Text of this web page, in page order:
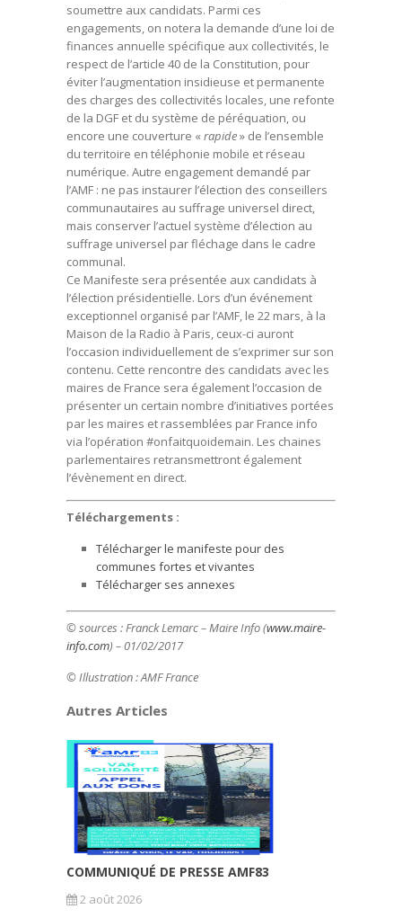
soumettre aux candidats. Parmi ces
engagements, on notera la demande d’une loi de
finances annuelle spécifique aux collectivités, le
respect de l’article 40 de la Constitution, pour
éviter l’augmentation insidieuse et permanente
des charges des collectivités locales, une refonte
de la DGF et du système de péréquation, ou
encore une couverture « rapide» de l’ensemble
du territoire en téléphonie mobile et réseau
numérique. Autre engagement demandé par
l’AMF : ne pas instaurer l’élection des conseillers
communautaires au suffrage universel direct,
mais conserver l’actuel système d’élection au
suffrage universel par fléchage dans le cadre
communal.
Ce Manifeste sera présentée aux candidats à
l’élection présidentielle. Lors d’un événement
exceptionnel organisé par l’AMF, le 22 mars, à la
Maison de la Radio à Paris, ceux-ci auront
l’occasion individuellement de s’exprimer sur son
contenu. Cette rencontre des candidats avec les
maires de France sera également l’occasion de
présenter un certain nombre d’initiatives portées
par les maires et rassemblées par France info
via l’opération #onfaitquoidemain. Les chaines
parlementaires retransmettront également
l’évènement en direct.
Téléchargements :
Télécharger le manifeste pour des
communes fortes et vivantes
Télécharger ses annexes
© sources : Franck Lemarc – Maire Info (www.maire-
info.com) – 01/02/2017
© Illustration : AMF France
Autres Articles
COMMUNIQUÉ DE PRESSE AMF83
2 août 2026